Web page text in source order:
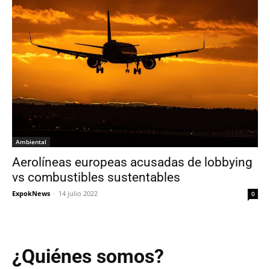
Ambiental
Aerolíneas europeas acusadas de lobbying
vs combustibles sustentables
ExpokNews - 14 julio 2022 0
¿Quiénes somos?